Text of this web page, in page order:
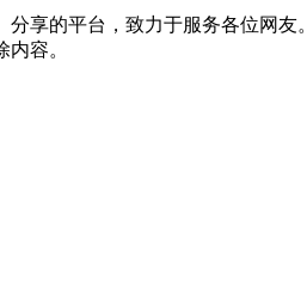
分享的平台，致力于服务各位网
容。